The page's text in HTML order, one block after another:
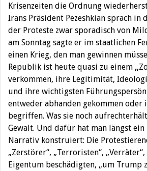
Krisenzeiten die Ordnung
Irans Präsident Pezeshkian sprach in
der Proteste zwar sporadisch von
am Sonntag sagte er im staatlichen
einen Krieg, den man gewinnen
Republik ist heute quasi zu einem „
verkommen, ihre Legitimität,
und ihre wichtigsten
entweder abhanden gekommen oder
begriffen. Was sie noch
Gewalt. Und dafür hat man längst ein
Narrativ konstruiert: Die
„Zerstörer“, „Terroristen“,
Eigentum beschädigten, „um Trump